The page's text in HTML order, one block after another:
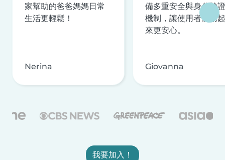
家幫助的爸爸媽媽日常
生活更輕鬆！
Nerina
備多重安全與身分驗證
機制，讓使用者使用起
來更安心。
Giovanna
我要加入！